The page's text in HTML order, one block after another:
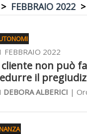
> FEBBRAIO 2022
FEBBRAIO 2022
cliente non può
il
DEBORA ALBERICI |